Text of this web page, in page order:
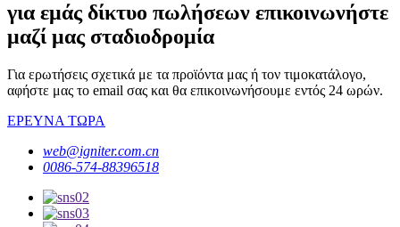
για εμάς δίκτυο πωλήσεων επικοινωνήστε
μαζί μας σταδιοδρομία
Για ερωτήσεις σχετικά με τα προϊόντα μας ή τον τιμοκατάλογο,
αφήστε μας το email σας και θα επικοινωνήσουμε εντός 24 ωρών.
ΕΡΕΥΝΑ ΤΩΡΑ
web@igniter.com.cn
0086-574-88396518